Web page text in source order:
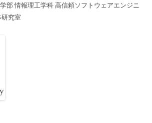
部 情報理工学科 高信頼ソフトウェアエンジニ
究室